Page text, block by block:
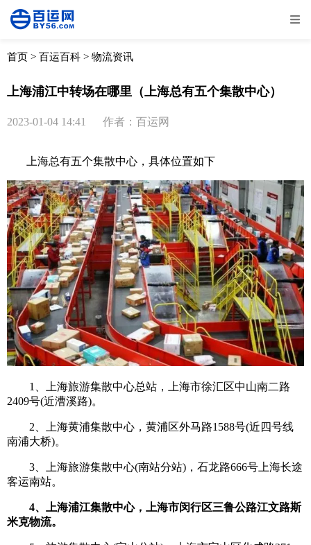
全部 物流资讯
取消
首页 > 百运百科 > 物流资讯
上海浦江中转场在哪里（上海总有五个集散中心）
2023-01-04 14:41 作者：百运网
上海总有五个集散中心，具体位置如下
1、上海旅游集散中心总站，上海市徐汇区中山南二路
2409号(近漕溪路)。
2、上海黄浦集散中心，黄浦区外马路1588号(近四号线
南浦大桥)。
3、上海旅游集散中心(南站分站)，石龙路666号上海长途
客运南站。
4、上海浦江集散中心，上海市闵行区三鲁公路江文路斯
米克物流。